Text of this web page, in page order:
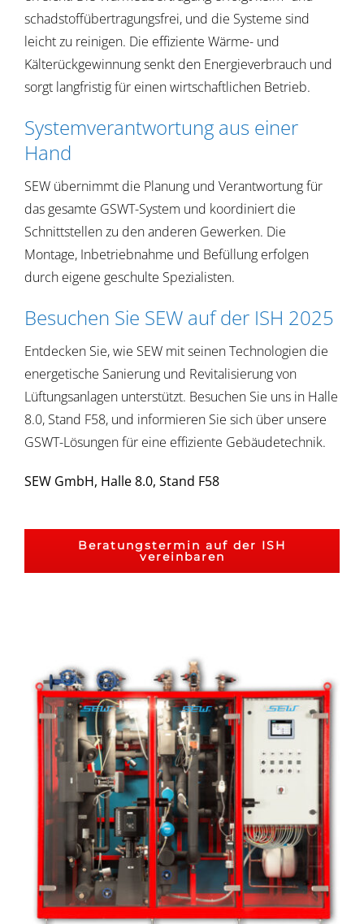
schadstoffübertragungsfrei, und die Systeme sind
leicht zu reinigen. Die effiziente Wärme- und
Kälterückgewinnung senkt den Energieverbrauch und
sorgt langfristig für einen wirtschaftlichen Betrieb.
Systemverantwortung aus einer
Hand
SEW übernimmt die Planung und Verantwortung für
das gesamte GSWT-System und koordiniert die
Schnittstellen zu den anderen Gewerken. Die
Montage, Inbetriebnahme und Befüllung erfolgen
durch eigene geschulte Spezialisten.
Besuchen Sie SEW auf der ISH 2025
Entdecken Sie, wie SEW mit seinen Technologien die
energetische Sanierung und Revitalisierung von
Lüftungsanlagen unterstützt. Besuchen Sie uns in Halle
8.0, Stand F58, und informieren Sie sich über unsere
GSWT-Lösungen für eine effiziente Gebäudetechnik.
SEW GmbH, Halle 8.0, Stand F58
Beratungstermin auf der ISH
vereinbaren